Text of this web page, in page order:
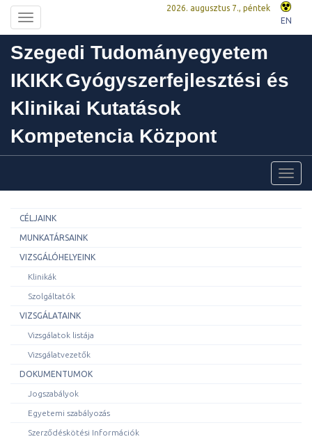
Toggle
navigation
2026. augusztus 7., péntek
EN
Szegedi Tudományegyetem
IKIKKGyógyszerfejlesztési és
Klinikai Kutatások
Kompetencia Központ
CÉLJAINK
MUNKATÁRSAINK
VIZSGÁLÓHELYEINK
Klinikák
Szolgáltatók
VIZSGÁLATAINK
Vizsgálatok listája
Vizsgálatvezetők
DOKUMENTUMOK
Jogszabályok
Egyetemi szabályozás
Szerződéskötési Információk